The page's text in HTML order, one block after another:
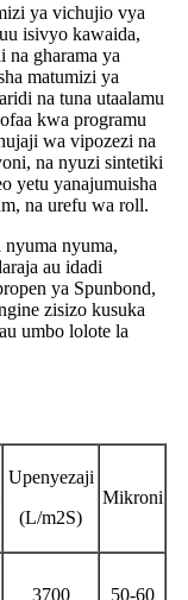
ya vichujio vya
isivyo kawaida,
gharama ya
matumizi ya
na tuna utaalamu
kwa programu
wa vipozezi na
na nyuzi sintetiki
yetu yanajumuisha
na urefu wa roll.
nyuma,
au idadi
ya Spunbond,
zisizo kusuka
umbo lolote la
Upenyezaji
(L/m2S)
Mikroni
3700 50-60